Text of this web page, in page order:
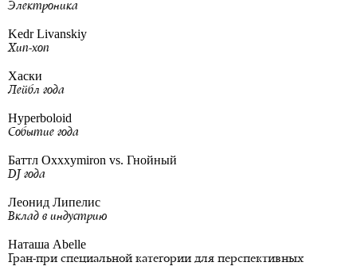
Электроника
Kedr Livanskiy
Хип-хоп
Хаски
Лейбл года
Hyperboloid
Событие года
Баттл Oxxxymiron vs. Гнойный
DJ года
Леонид Липелис
Вклад в индустрию
Наташа Abelle
Гран-при специальной категории для перспективных